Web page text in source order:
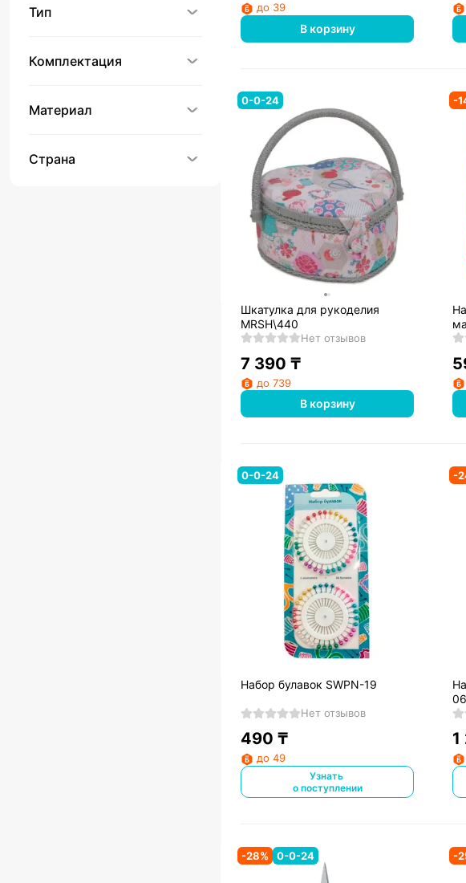
Тип
Комплектация
Материал
Страна
до 39
В корзину
0-0-24
Шкатулка для рукоделия
MRSH\440
Нет отзывов
7 390 ₸
до 739
В корзину
-
0-0-24
Набор булавок SWPN-19
Нет отзывов
490 ₸
до 49
Узнать
о поступлении
-
1
-28% 0-0-24 -